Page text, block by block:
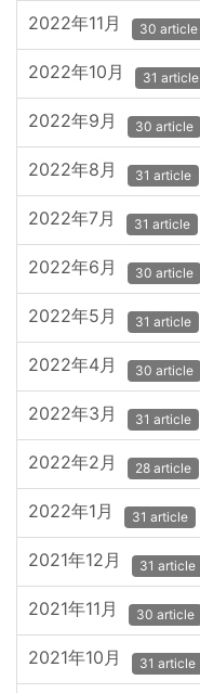
2022年11月 30 article
2022年10月 31 article
2022年9月 30 article
2022年8月 31 article
2022年7月 31 article
2022年6月 30 article
2022年5月 31 article
2022年4月 30 article
2022年3月 31 article
2022年2月 28 article
2022年1月 31 article
2021年12月 31 article
2021年11月 30 article
2021年10月 31 article